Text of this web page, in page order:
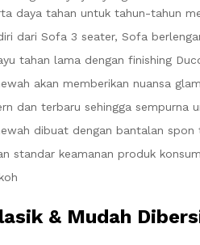
daya tahan untuk tahun-tahun
dari Sofa 3 seater, Sofa
tahan lama dengan finishing
akan memberikan nuansa
dan terbaru sehingga sempurna
dibuat dengan bantalan
standar keamanan produk
& Mudah